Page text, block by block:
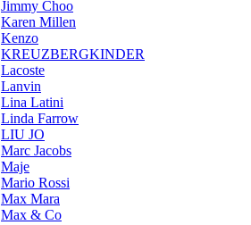
Jimmy Choo
Karen Millen
Kenzo
KREUZBERGKINDER
Lacoste
Lanvin
Lina Latini
Linda Farrow
LIU JO
Marc Jacobs
Maje
Mario Rossi
Max Mara
Max & Co